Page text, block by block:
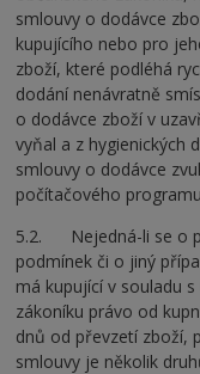
smlouvy o dodávce
kupujícího nebo pro
zboží, které podléhá
dodání nenávratně
o dodávce zboží v
vyňal a z hygienických
smlouvy o dodávce
počítačového
5.2. Nejedná-li se o
podmínek či o jiný
má kupující v souladu
zákoníku právo od
dnů od převzetí zboží,
smlouvy je několik